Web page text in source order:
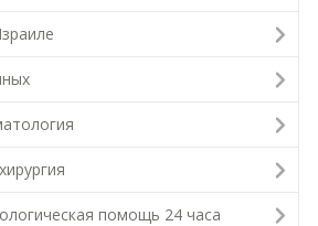
помощь 24 часа